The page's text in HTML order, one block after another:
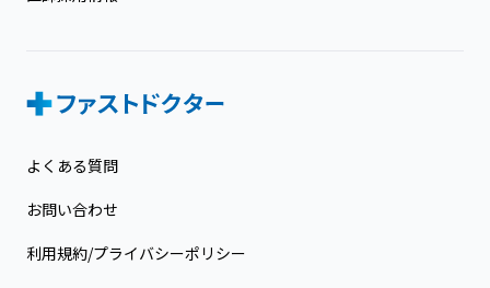
よくある質問
お問い合わせ
利用規約/プライバシーポリシー